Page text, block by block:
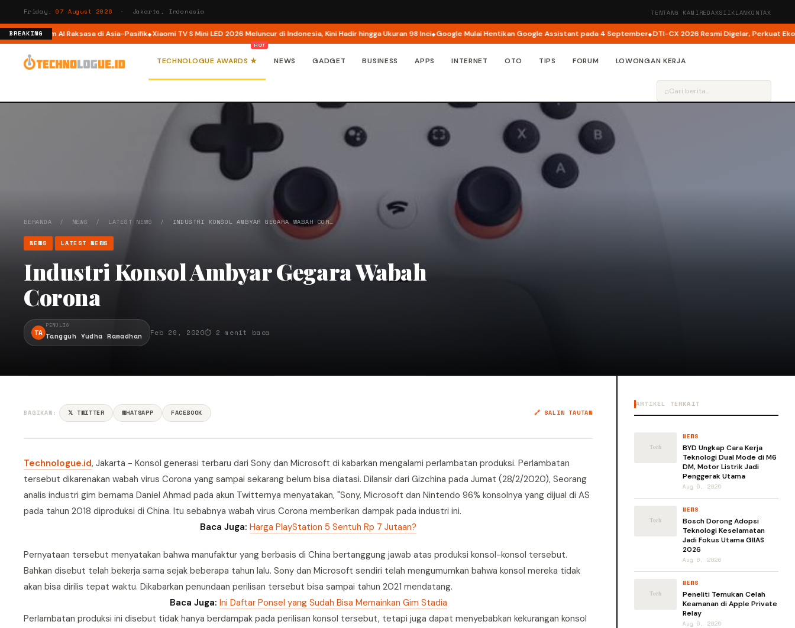
Friday,07 August 2026 · Jakarta, Indonesia TENTANG KAMIREDAKSIIKLANKONTAK
BREAKING
Platform AI Raksasa di Asia-Pasifik Xiaomi TV S Mini LED 2026 Meluncur di Indonesia, Kini Hadir hingga Ukuran 98 Inci Google Mulai Hentikan Google Assistant pada 4 September DTI-CX 2026 Resmi Digelar, Perkuat
TECHNOLOGUE AWARDS ★ NEWS GADGET BUSINESS APPS INTERNET OTO TIPS FORUM LOWONGAN KERJA
⌕
BERANDA / NEWS / LATEST NEWS / INDUSTRI KONSOL AMBYAR GEGARA WABAH COR…
NEWS LATEST NEWS
Industri Konsol Ambyar Gegara Wabah
Corona
TA
PENULIS
Tangguh Yudha Ramadhan Feb 29, 2020⏱ 2 menit baca
BAGIKAN: 𝕏 TWITTER WHATSAPP FACEBOOK 🔗 SALIN TAUTAN
Technologue.id, Jakarta - Konsol generasi terbaru dari Sony dan Microsoft di kabarkan mengalami perlambatan produksi. Perlambatan
tersebut dikarenakan wabah virus Corona yang sampai sekarang belum bisa diatasi. Dilansir dari Gizchina pada Jumat (28/2/2020), Seorang
analis industri gim bernama Daniel Ahmad pada akun Twitternya menyatakan, "Sony, Microsoft dan Nintendo 96% konsolnya yang dijual di AS
pada tahun 2018 diproduksi di China. Itu sebabnya wabah virus Corona memberikan dampak pada industri ini.
Baca Juga: Harga PlayStation 5 Sentuh Rp 7 Jutaan?
Pernyataan tersebut menyatakan bahwa manufaktur yang berbasis di China bertanggung jawab atas produksi konsol-konsol tersebut.
Bahkan disebut telah bekerja sama sejak beberapa tahun lalu. Sony dan Microsoft sendiri telah mengumumkan bahwa konsol mereka tidak
akan bisa dirilis tepat waktu. Dikabarkan penundaan perilisan tersebut bisa sampai tahun 2021 mendatang.
Baca Juga: Ini Daftar Ponsel yang Sudah Bisa Memainkan Gim Stadia
Perlambatan produksi ini disebut tidak hanya berdampak pada perilisan konsol tersebut, tetapi juga dapat menyebabkan kekurangan konsol
ARTIKEL TERKAIT
NEWS
BYD Ungkap Cara Kerja
Teknologi Dual Mode di M6
DM, Motor Listrik Jadi
Penggerak Utama
Aug 6, 2026
NEWS
Bosch Dorong Adopsi
Teknologi Keselamatan
Jadi Fokus Utama GIIAS
2026
Aug 6, 2026
NEWS
Peneliti Temukan Celah
Keamanan di Apple Private
Relay
Aug 6, 2026